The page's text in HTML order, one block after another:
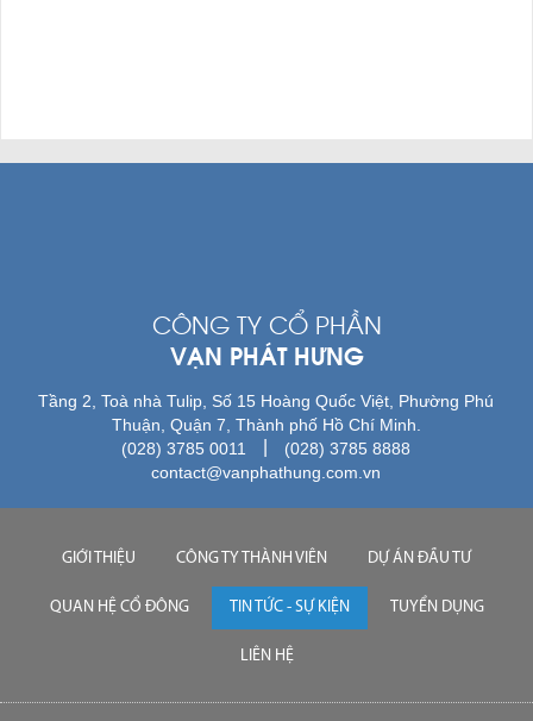
CÔNG TY CỔ PHẦN
VẠN PHÁT HƯNG
Tầng 2, Toà nhà Tulip, Số 15 Hoàng Quốc Việt, Phường Phú
Thuận, Quận 7, Thành phố Hồ Chí Minh.
(028) 3785 0011
(028) 3785 8888
contact@vanphathung.com.vn
GIỚI THIỆU CÔNG TY THÀNH VIÊN DỰ ÁN ĐẦU TƯ
QUAN HỆ CỔ ĐÔNG TIN TỨC - SỰ KIỆN TUYỂN DỤNG
LIÊN HỆ